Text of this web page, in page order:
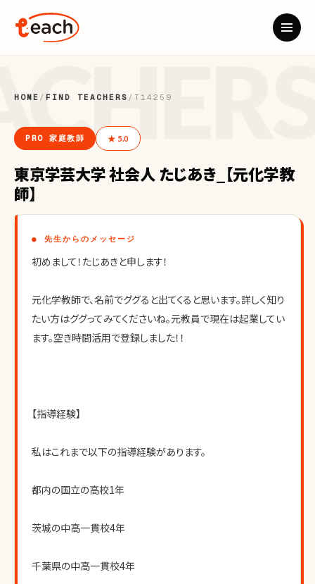
HOME / FIND TEACHERS / T14259
PRO 家庭教師 ★ 5.0
東京学芸大学 社会人 たじあき_【元化学教
師】
● 先生からのメッセージ
初めまして！たじあきと申します！
元化学教師で、名前でググると出てくると思います。詳しく知り
たい方はググってみてくださいね。元教員で現在は起業してい
ます。空き時間活用で登録しました！！
【指導経験】
私はこれまで以下の指導経験があります。
都内の国立の高校1年
茨城の中高一貫校4年
千葉県の中高一貫校4年